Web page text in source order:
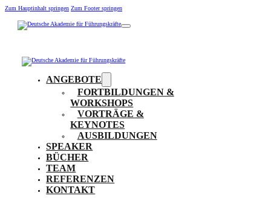
Zum Hauptinhalt springen Zum Footer springen
ANGEBOTE
FORTBILDUNGEN &
WORKSHOPS
VORTRÄGE &
KEYNOTES
AUSBILDUNGEN
SPEAKER
BÜCHER
TEAM
REFERENZEN
KONTAKT